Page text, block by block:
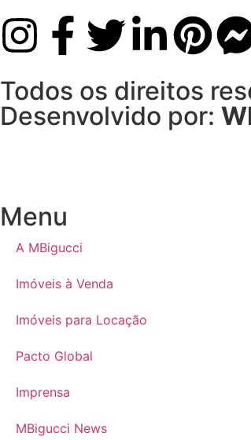
Todos os direitos
Desenvolvido por:
Menu
A MBigucci
Imóveis à Venda
Imóveis para Locação
Pacto Global
Imprensa
MBigucci News